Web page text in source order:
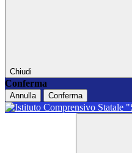
Chiudi
Conferma
Annulla Conferma